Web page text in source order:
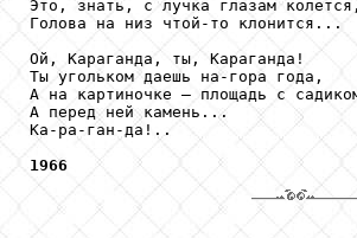
Это, знать, с лучка глазам
Голова на низ чтой-то клонится...
Ой, Караганда, ты, Караганда!
Ты угольком даешь на-гора года,
А на картиночке — площадь с
А перед ней камень...
Ка-ра-ган-да!..
1966